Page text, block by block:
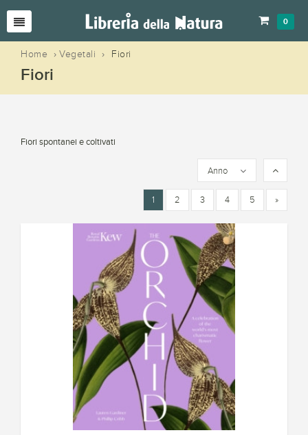
0
Home › Vegetali › Fiori
Fiori
Fiori spontanei e coltivati
Anno
1 2 3 4 5 »